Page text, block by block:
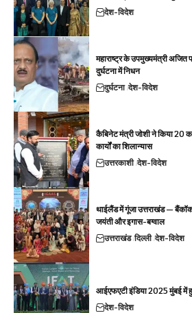
देश-विदेश
महाराष्ट्र के उपमुख्यमंत्री अजित
दुर्घटना में निधन
दुर्घटना देश-विदेश
कैबिनेट मंत्री जोशी ने किया 20
कार्यों का शिलान्यास
उत्तरकाशी देश-विदेश
थाईलैंड में गूंजा उत्तराखंड —
जयंती और इगास-बग्वाल
उत्तराखंड दिल्ली देश-विदेश
आईएफएटी इंडिया 2025 मुंबई
देश-विदेश